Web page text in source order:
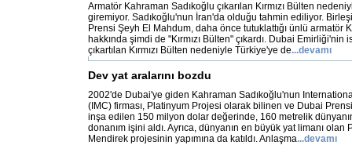
Armatör Kahraman Sadıkoğlu çıkarılan Kırmızı Bülten
giremiyor. Sadıkoğlu'nun İran'da olduğu tahmin ediliyor.
Prensi Şeyh El Mahdum, daha önce tutuklattığı ünlü armatör
hakkında şimdi de "Kırmızı Bülten" çıkardı. Dubai
çıkartılan Kırmızı Bülten nedeniyle Türkiye'ye de...devamı
Dev yat aralarını bozdu
2002'de Dubai'ye giden Kahraman Sadıkoğlu'nun
(IMC) firması, Platinyum Projesi olarak bilinen ve Dubai
inşa edilen 150 milyon dolar değerinde, 160 metrelik
donanım işini aldı. Ayrıca, dünyanın en büyük yat limanı olan
Mendirek projesinin yapımına da katıldı. Anlaşma...devamı